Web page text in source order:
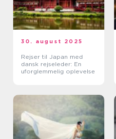
30. august 2025
Rejser til Japan med
dansk rejseleder: En
uforglemmelig oplevelse